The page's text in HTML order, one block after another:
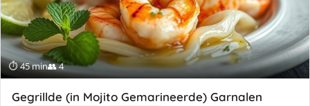
⏱ 45 min👥 4
Gegrillde (in Mojito Gemarineerde) Garnalen